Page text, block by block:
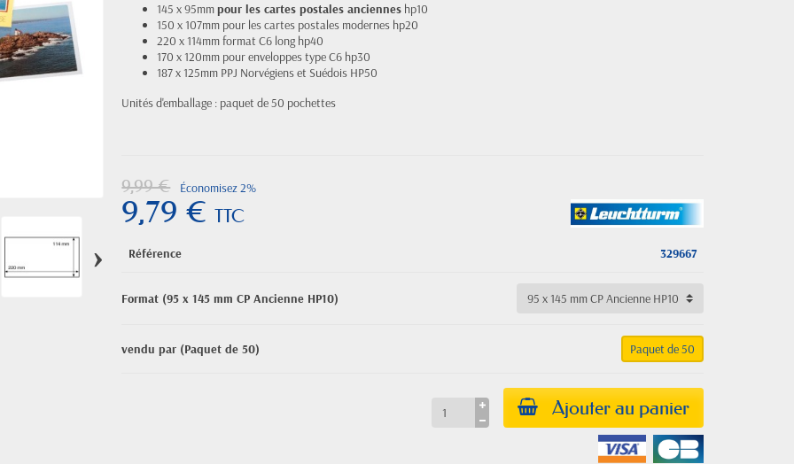
›
145 x 95mmpour les cartes postales anciennes hp10
150 x 107mm pour les cartes postales modernes hp20
220 x 114mm format C6 long hp40
170 x 120mm pour enveloppes type C6 hp30
187 x 125mm PPJ Norvégiens et Suédois HP50
Unités d'emballage : paquet de 50 pochettes
9,99 € Économisez 2%
9,79 €TTC
Référence 329667
Format (95 x 145 mm CP Ancienne HP10)
vendu par (Paquet de 50) Paquet de 50
Ajouter au panier